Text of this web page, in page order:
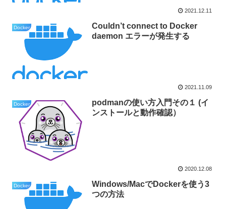
2021.12.11
Docker
Couldn’t connect to Docker
daemon エラーが発生する
2021.11.09
Docker
podmanの使い方入門その１ (イ
ンストールと動作確認）
2020.12.08
Docker
Windows/MacでDockerを使う3
つの方法